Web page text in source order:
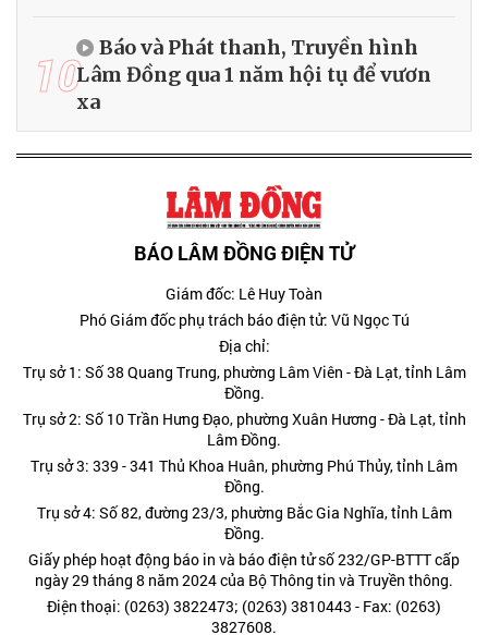
10
Báo và Phát thanh, Truyền hình
Lâm Đồng qua 1 năm hội tụ để vươn
xa
BÁO LÂM ĐỒNG ĐIỆN TỬ
Giám đốc: Lê Huy Toàn
Phó Giám đốc phụ trách báo điện tử: Vũ Ngọc Tú
Địa chỉ:
Trụ sở 1: Số 38 Quang Trung, phường Lâm Viên - Đà Lạt, tỉnh Lâm
Đồng.
Trụ sở 2: Số 10 Trần Hưng Đạo, phường Xuân Hương - Đà Lạt, tỉnh
Lâm Đồng.
Trụ sở 3: 339 - 341 Thủ Khoa Huân, phường Phú Thủy, tỉnh Lâm
Đồng.
Trụ sở 4: Số 82, đường 23/3, phường Bắc Gia Nghĩa, tỉnh Lâm
Đồng.
Giấy phép hoạt động báo in và báo điện tử số 232/GP-BTTT cấp
ngày 29 tháng 8 năm 2024 của Bộ Thông tin và Truyền thông.
Điện thoại: (0263) 3822473; (0263) 3810443 - Fax: (0263)
3827608.